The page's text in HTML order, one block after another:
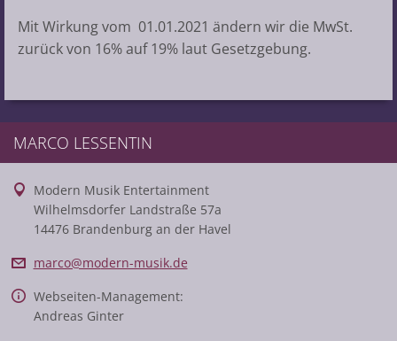
Mit Wirkung vom 01.01.2021 ändern wir die MwSt.
zurück von 16% auf 19% laut Gesetzgebung.
MARCO LESSENTIN
Modern Musik Entertainment
Wilhelmsdorfer Landstraße 57a
14476 Brandenburg an der Havel
marco@modern-musik.de
Webseiten-Management:
Andreas Ginter